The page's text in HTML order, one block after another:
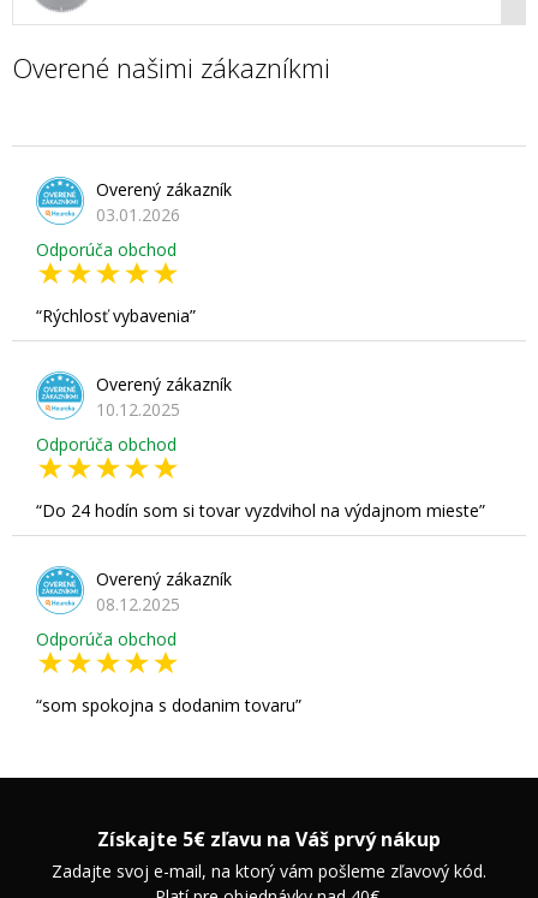
Overené našimi zákazníkmi
Overený zákazník
03.01.2026
Odporúča obchod
Rýchlosť vybavenia
Overený zákazník
10.12.2025
Odporúča obchod
Do 24 hodín som si tovar vyzdvihol na výdajnom mieste
Overený zákazník
08.12.2025
Odporúča obchod
som spokojna s dodanim tovaru
Získajte 5€ zľavu na Váš prvý nákup
Zadajte svoj e-mail, na ktorý vám pošleme zľavový kód.